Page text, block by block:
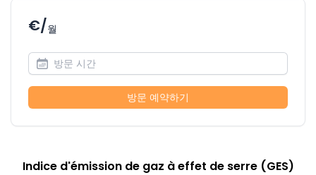
€/월
방문 예약하기
Indice d'émission de gaz à effet de serre (GES)